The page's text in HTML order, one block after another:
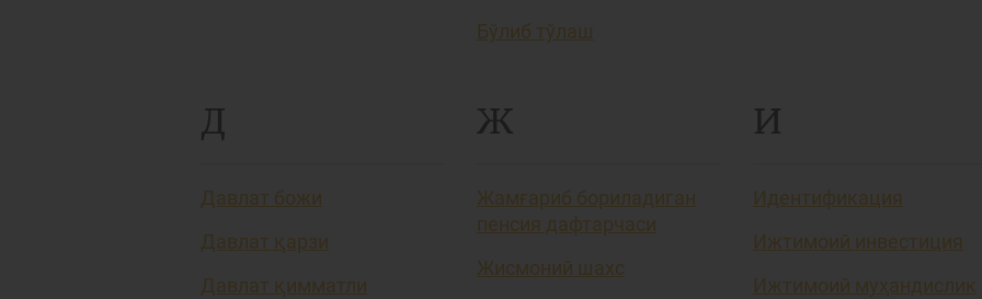
Бўлиб тўлаш
Д
Давлат божи
Давлат қарзи
Давлат қимматли
Ж
Жамғариб бориладиган
пенсия дафтарчаси
Жисмоний шахс
И
Идентификация
Ижтимоий инвестиция
Ижтимоий муҳандислик